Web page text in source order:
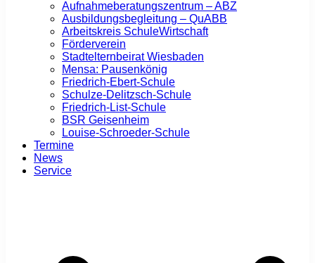
Aufnahmeberatungszentrum – ABZ
Ausbildungsbegleitung – QuABB
Arbeitskreis SchuleWirtschaft
Förderverein
Stadtelternbeirat Wiesbaden
Mensa: Pausenkönig
Friedrich-Ebert-Schule
Schulze-Delitzsch-Schule
Friedrich-List-Schule
BSR Geisenheim
Louise-Schroeder-Schule
Termine
News
Service